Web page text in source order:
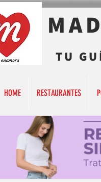
TU
HOME RESTAURANTES